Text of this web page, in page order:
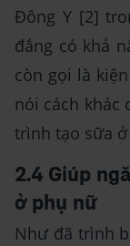
Đông Y [2]
đắng có khả
còn gọi là
nói cách khác
trình tạo sữa
2.4 Giúp
ở phụ nữ
Như đã trình